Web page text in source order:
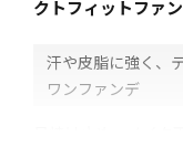
クトフィットファ
汗や皮脂に強く、
ワンファンデ